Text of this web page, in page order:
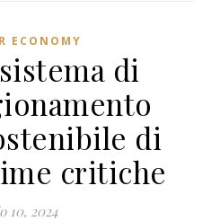
ECONOMY
di
di
critiche
10, 2024